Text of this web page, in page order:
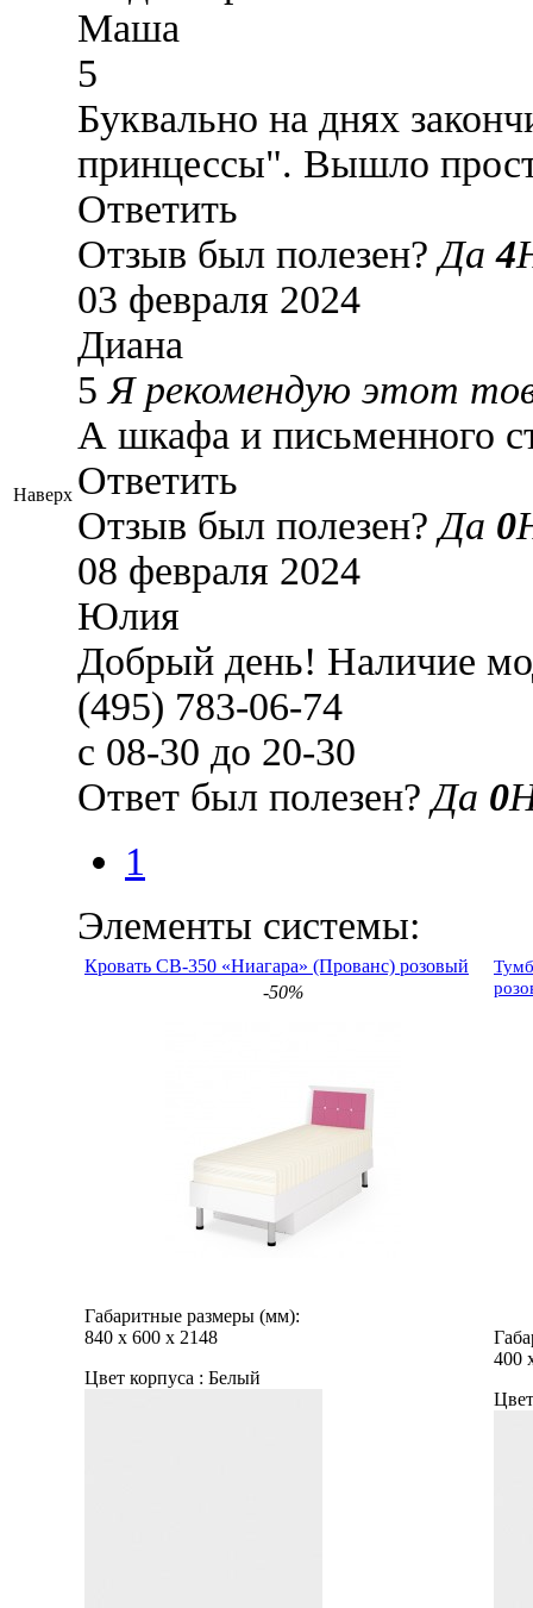
Наверх
Маша
5
Буквально на днях
принцессы". Вышло
Ответить
Отзыв был полезен?Да4
03 февраля 2024
Диана
5 Я рекомендую этот
А шкафа и письменного
Ответить
Отзыв был полезен?Да 0
08 февраля 2024
Юлия
Добрый день! Наличие
(495) 783-06-74
с 08-30 до 20-30
Ответ был полезен?Да 0
1
Элементы системы:
Кровать СВ-350 «Ниагара» (Прованс) розовый
-50%
Габаритные размеры (мм):
840 х 600 х 2148
Цвет корпуса : Белый
400